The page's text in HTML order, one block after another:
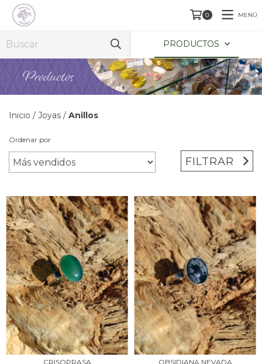
0 MENÚ
PRODUCTOS
Inicio / Joyas / Anillos
Ordenar por
FILTRAR
CRISOPRASA OBSIDIANA NEVADA